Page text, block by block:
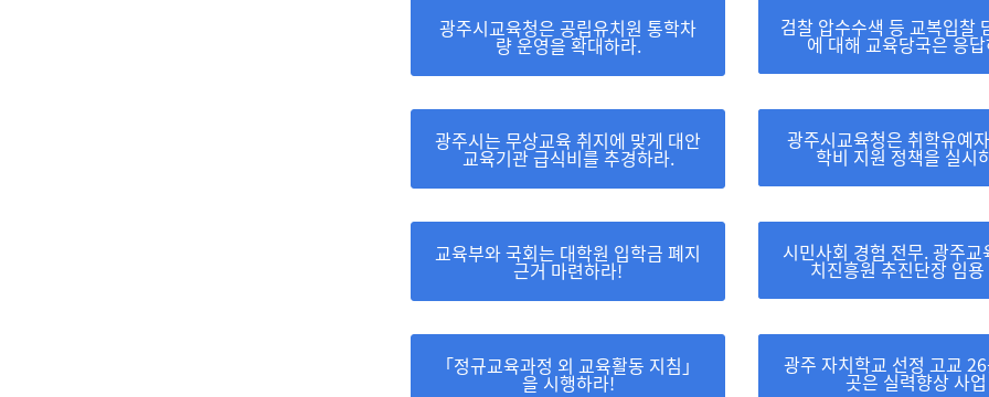
광주시교육청은 공립유치원 통학차
량 운영을 확대하라.
검찰 압수수색 등 교복입찰
에 대해 교육당국은 응
광주시는 무상교육 취지에 맞게 대안
교육기관 급식비를 추경하라.
광주시교육청은 취학유예
학비 지원 정책을 실시
교육부와 국회는 대학원 입학금 폐지
근거 마련하라!
시민사회 경험 전무. 광주교
치진흥원 추진단장 임
「정규교육과정 외 교육활동 지침」
을 시행하라!
광주 자치학교 선정 고교
곳은 실력향상 사업